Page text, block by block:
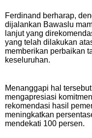
Ferdinand berharap,
dijalankan Bawaslu
lanjut yang
yang telah dilakukan
memberikan perbaikan
keseluruhan.
Menanggapi hal
mengapresiasi
rekomendasi hasil
meningkatkan
mendekati 100 persen.